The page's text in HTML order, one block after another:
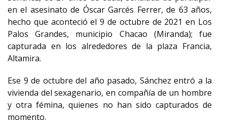
en el asesinato de Óscar Garcés Ferrer, de 63 años,
hecho que aconteció el 9 de octubre de 2021 en Los
Palos Grandes, municipio Chacao (Miranda); fue
capturada en los alrededores de la plaza Francia,
Altamira.
Ese 9 de octubre del año pasado, Sánchez entró a la
vivienda del sexagenario, en compañía de un hombre
y otra fémina, quienes no han sido capturados de
momento.